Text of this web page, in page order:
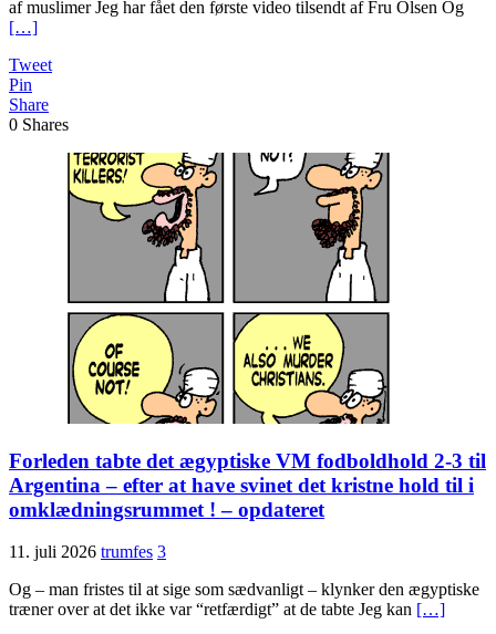
af muslimer Jeg har fået den første video tilsendt af Fru Olsen Og
[…]
Tweet
Pin
Share
0 Shares
Forleden tabte det ægyptiske VM fodboldhold 2-3 til
Argentina – efter at have svinet det kristne hold til i
omklædningsrummet ! – opdateret
11. juli 2026 trumfes 3
Og – man fristes til at sige som sædvanligt – klynker den ægyptiske
træner over at det ikke var “retfærdigt” at de tabte Jeg kan […]